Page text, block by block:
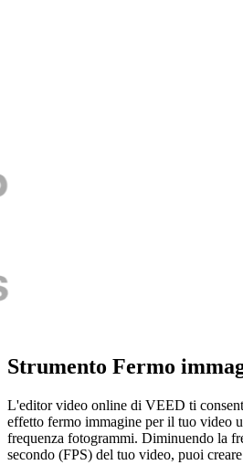
Strumento Fermo
L'editor video online di VEED ti
effetto fermo immagine per il tuo video
frequenza fotogrammi. Diminuendo la
secondo (FPS) del tuo video, puoi